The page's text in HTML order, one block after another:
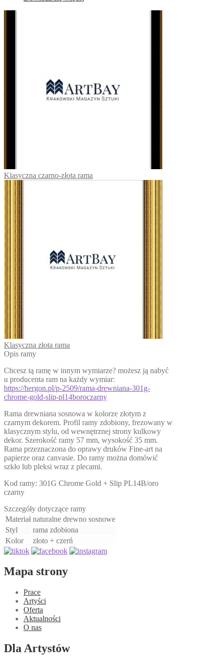
Klasyczna czarno-złota rama
Klasyczna złota rama
Opis ramy
Chcesz tą ramę w innym wymiarze? możesz ją nabyć
u producenta ram na każdy wymiar:
https://hergon.pl/p-2509/rama-drewniana-301g-
chrome-gold-slip-pl14boroczarny
Rama drewniana sosnowa w kolorze złotym z
czarnym dekorem. Profil ramy zdobiony, frezowany w
klasycznym stylu, od wewnętrznej strony kulkowy
dekor. Szerokość ramy 57 mm, wysokość 35 mm.
Rama przeznaczona do oprawy druków Fine-art na
papierze oraz canvasie. Do ramy można domówić
szkło lub pleksi wraz z plecami.
Kod ramy: 301G Chrome Gold + Slip PL14B/oro
czarny
Szczegóły dotyczące ramy
Materiał naturalne drewno sosnowe
Styl
rama zdobiona
Kolor
złoto + czerń
Mapa strony
Prace
Artyści
Oferta
Aktualności
O nas
Dla Artystów